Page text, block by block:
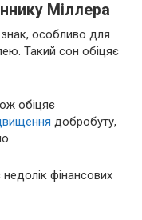
Міллера
особливо для
Такий сон обіцяє
обіцяє
добробуту,
фінансових